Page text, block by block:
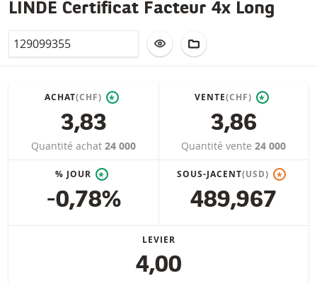
LINDE Certificat Facteur 4x Long
Valor AJOUTER À LA LISTE DE SUIVI
ACHAT(CHF) *
3,83
Quantité achat 24 000
VENTE(CHF) *
3,86
Quantité vente 24 000
% JOUR *
-0,78%
SOUS-JACENT(USD) *
489,967
LEVIER
4,00